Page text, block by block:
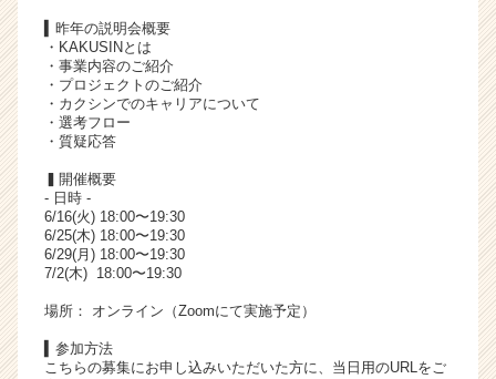
e
r）
▍昨年の説明会概要
・KAKUSINとは
・事業内容のご紹介
・プロジェクトのご紹介
・カクシンでのキャリアについて
・選考フロー
・質疑応答
▍開催概要
- 日時 -
6/16(火) 18:00〜19:30
6/25(木) 18:00〜19:30
6/29(月) 18:00〜19:30
7/2(木) 18:00〜19:30
場所： オンライン（Zoomにて実施予定）
▍参加方法
こちらの募集にお申し込みいただいた方に、当日用のURLをご